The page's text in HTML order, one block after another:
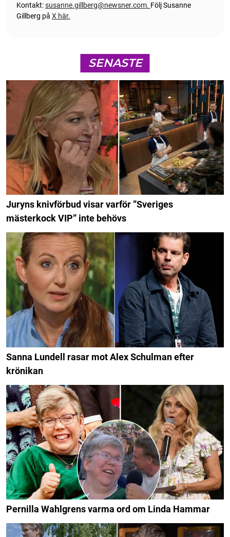
Kontakt:susanne.gillberg@newsner.com. Följ Susanne
Gillberg på X här.
SENASTE
Juryns knivförbud visar varför ”Sveriges
mästerkock VIP” inte behövs
Sanna Lundell rasar mot Alex Schulman efter
krönikan
Pernilla Wahlgrens varma ord om Linda Hammar